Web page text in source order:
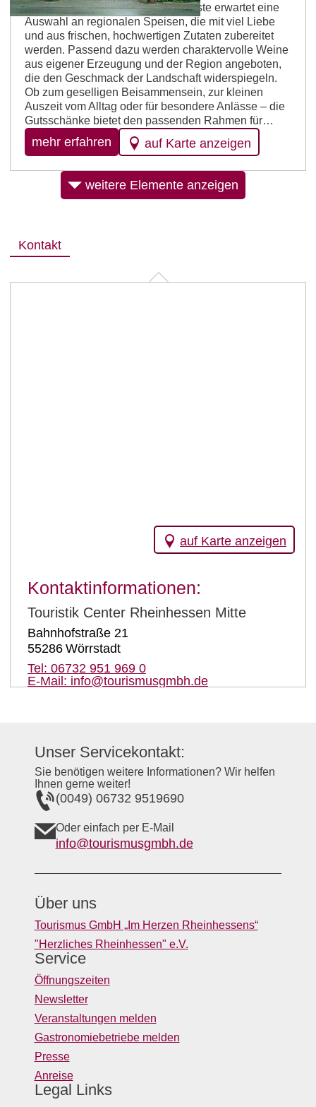
in gemütlicher Atmosphäre ein. Gäste erwartet eine
Auswahl an regionalen Speisen, die mit viel Liebe
und aus frischen, hochwertigen Zutaten zubereitet
werden. Passend dazu werden charaktervolle Weine
aus eigener Erzeugung und der Region angeboten,
die den Geschmack der Landschaft widerspiegeln.
Ob zum geselligen Beisammensein, zur kleinen
Auszeit vom Alltag oder für besondere Anlässe – die
Gutsschänke bietet den passenden Rahmen für…
mehr erfahren auf Karte anzeigen
weitere Elemente anzeigen
Kontakt
auf Karte anzeigen
Kontaktinformationen:
Touristik Center Rheinhessen Mitte
Bahnhofstraße 21
55286 Wörrstadt
Tel: 06732 951 969 0
E-Mail: info@tourismusgmbh.de
Unser Servicekontakt:
Sie benötigen weitere Informationen? Wir helfen
Ihnen gerne weiter!
(0049) 06732 9519690
Oder einfach per E-Mail
info@tourismusgmbh.de
Über uns
Tourismus GmbH „Im Herzen Rheinhessens“
"Herzliches Rheinhessen" e.V.
Service
Öffnungszeiten
Newsletter
Veranstaltungen melden
Gastronomiebetriebe melden
Presse
Anreise
Legal Links